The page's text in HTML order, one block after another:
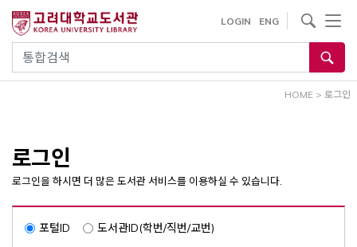
건
통합검색
LOGIN ENG
사이트내 검색
HOME > 로그인
로그인
로그인을 하시면 더 많은 도서관 서비스를 이용하실 수 있습니다.
포털ID 도서관ID(학번/직번/교번)